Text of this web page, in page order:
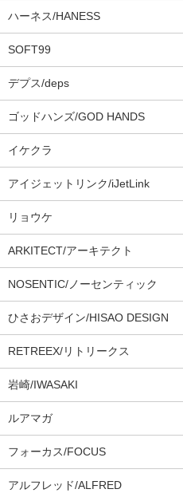
ハーネス/HANESS
SOFT99
デプス/deps
ゴッドハンズ/GOD HANDS
イケクラ
アイジェットリンク/iJetLink
リョウケ
ARKITECT/アーキテクト
NOSENTIC/ノーセンティック
ひさおデザイン/HISAO DESIGN
RETREEX/リトリークス
岩崎/IWASAKI
ルアマガ
フォーカス/FOCUS
アルフレッド/ALFRED